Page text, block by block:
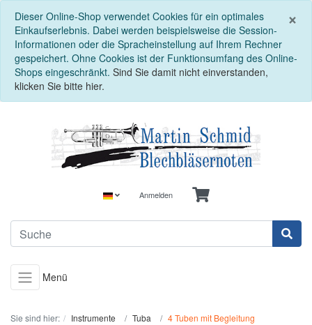
×
Dieser Online-Shop verwendet Cookies für ein optimales
Einkaufserlebnis. Dabei werden beispielsweise die Session-
Informationen oder die Spracheinstellung auf Ihrem Rechner
gespeichert. Ohne Cookies ist der Funktionsumfang des Online-
Shops eingeschränkt. Sind Sie damit nicht einverstanden,
klicken Sie bitte hier.
Anmelden
Menü
Sie sind hier: Instrumente Tuba 4 Tuben mit Begleitung